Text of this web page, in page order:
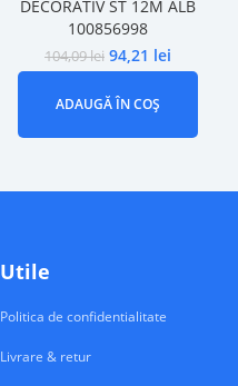
DECORATIV ST 12M ALB
100856998
104,09lei 94,21 lei
ADAUGĂ ÎN COȘ
Utile
Politica de confidentialitate
Livrare & retur